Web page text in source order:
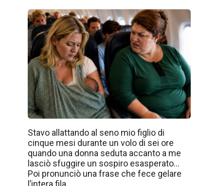
Stavo allattando al seno mio figlio di
cinque mesi durante un volo di sei ore
quando una donna seduta accanto a me
lasciò sfuggire un sospiro esasperato…
Poi pronunciò una frase che fece gelare
l’intera fila